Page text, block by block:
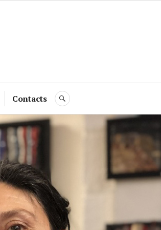
Contacts RECHERCHE